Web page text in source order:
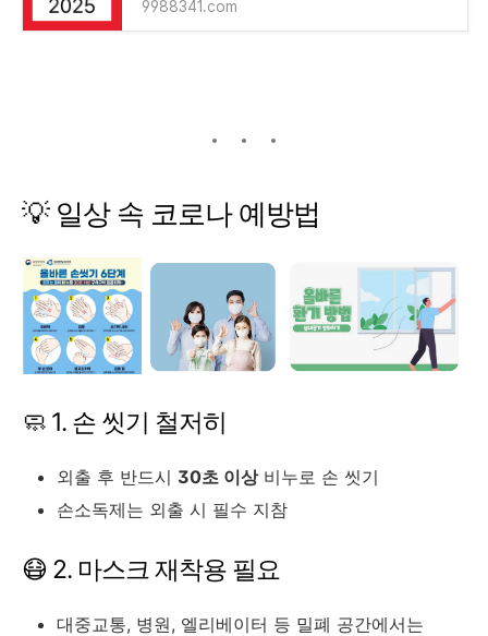
9988341.com
💡 일상 속 코로나 예방법
🧼 1. 손 씻기 철저히
외출 후 반드시 30초 이상비누로 손 씻기
손소독제는 외출 시 필수 지참
😷 2. 마스크 재착용 필요
대중교통, 병원, 엘리베이터 등 밀폐 공간에서는